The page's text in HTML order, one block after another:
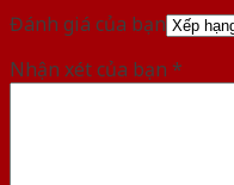
Đánh giá của bạn
Nhận xét của bạn *